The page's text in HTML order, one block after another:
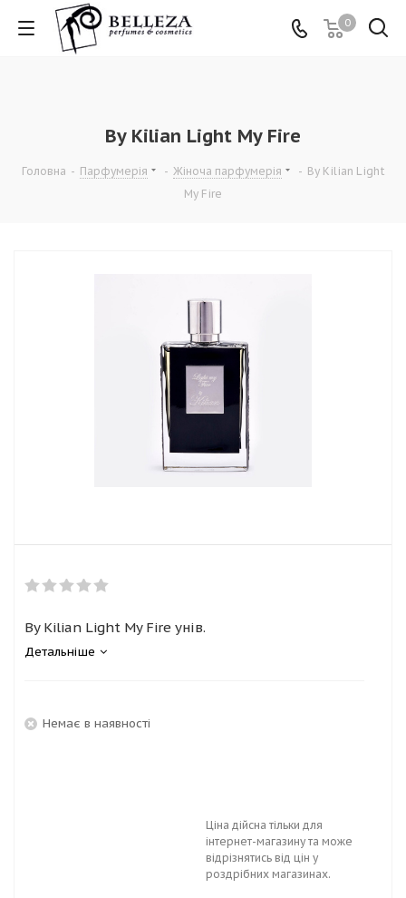
0
By Kilian Light My Fire
Головна - Парфумерія - Жіноча парфумерія - By Kilian Light
My Fire
By Kilian Light My Fire унів.
Детальніше
Немає в наявності
Ціна дійсна тільки для
інтернет-магазину та може
відрізнятись від цін у
роздрібних магазинах.